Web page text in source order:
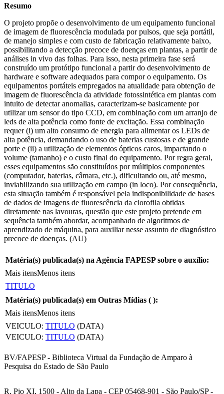
Resumo
O projeto propõe o desenvolvimento de um equipamento funcional
de imagem de fluorescência modulada por pulsos, que seja portátil,
de manejo simples e com custo de fabricação relativamente baixo,
possibilitando a detecção precoce de doenças em plantas, a partir de
análises in vivo das folhas. Para isso, nesta primeira fase será
construído um protótipo funcional a partir do desenvolvimento de
hardware e software adequados para compor o equipamento. Os
equipamentos portáteis empregados na atualidade para obtenção de
imagem de fluorescência da atividade fotossintética em plantas com
intuito de detectar anomalias, caracterizam-se basicamente por
utilizar um sensor do tipo CCD, em combinação com um arranjo de
leds de alta potência como fonte de excitação. Essa combinação
requer (i) um alto consumo de energia para alimentar os LEDs de
alta potência, demandando o uso de baterias custosas e de grande
porte e (ii) a utilização de elementos ópticos caros, impactando o
volume (tamanho) e o custo final do equipamento. Por regra geral,
esses equipamentos são constituídos por múltiplos componentes
(computador, baterias, câmara, etc.), dificultando ou, até mesmo,
inviabilizando sua utilização em campo (in loco). Por consequência,
esta situação também é responsável pela indisponibilidade de bases
de dados de imagens de fluorescência da clorofila obtidas
diretamente nas lavouras, questão que este projeto pretende em
sequência também abordar, acompanhado de algoritmos de
aprendizado de máquina, para auxiliar nesse assunto de diagnóstico
precoce de doenças. (AU)
Matéria(s) publicada(s) na Agência FAPESP sobre o auxílio:
Mais itensMenos itens
TITULO
Matéria(s) publicada(s) em Outras Mídias ( ):
Mais itensMenos itens
VEICULO: TITULO (DATA)
VEICULO: TITULO (DATA)
BV/FAPESP - Biblioteca Virtual da Fundação de Amparo à
Pesquisa do Estado de São Paulo
R. Pio XI, 1500 - Alto da Lapa - CEP 05468-901 - São Paulo/SP -